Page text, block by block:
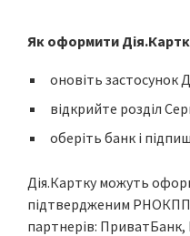
Як оформити
оновіть застосунок
відкрийте розділ
оберіть банк і
Дія.Картку можуть
підтвердженим РНОКПП
партнерів: